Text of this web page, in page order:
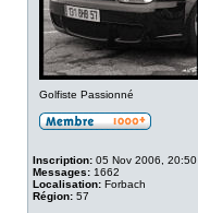
Golfiste Passionné
Inscription: 05 Nov 2006, 20:50
Messages: 1662
Localisation: Forbach
Région: 57